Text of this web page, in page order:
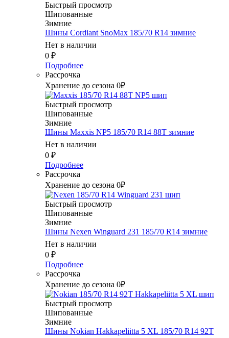
Быстрый просмотр
Шипованные
Зимние
Шины Cordiant SnoMax 185/70 R14 зимние
Нет в наличии
0 ₽
Подробнее
Рассрочка
Хранение до сезона 0₽
Быстрый просмотр
Шипованные
Зимние
Шины Maxxis NP5 185/70 R14 88T зимние
Нет в наличии
0 ₽
Подробнее
Рассрочка
Хранение до сезона 0₽
Быстрый просмотр
Шипованные
Зимние
Шины Nexen Winguard 231 185/70 R14 зимние
Нет в наличии
0 ₽
Подробнее
Рассрочка
Хранение до сезона 0₽
Быстрый просмотр
Шипованные
Зимние
Шины Nokian Hakkapeliitta 5 XL 185/70 R14 92T